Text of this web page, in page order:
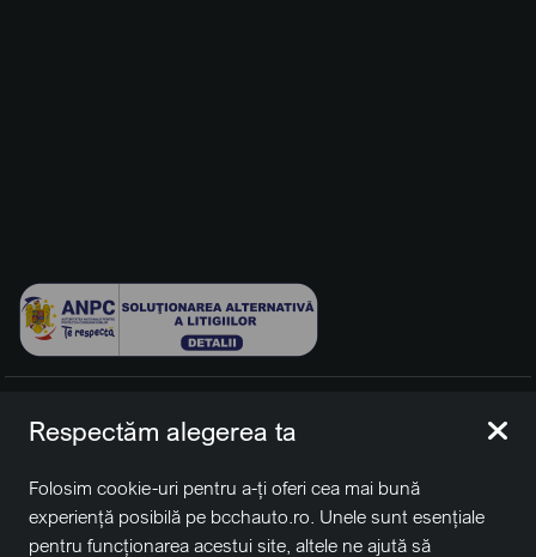
rezervate.
BCCH Auto Switzerland este o marcă a societății
BCCH
Group Switzerland AG
Respectăm alegerea ta
Folosim cookie-uri pentru a-ți oferi cea mai bună
experiență posibilă pe bcchauto.ro. Unele sunt esențiale
pentru funcționarea acestui site, altele ne ajută să